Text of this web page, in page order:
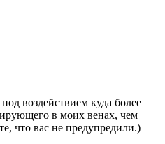
воздействием куда более
в моих венах, чем
что вас не предупредили.)